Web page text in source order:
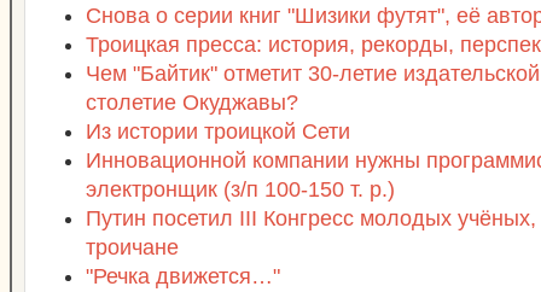
Снова о серии книг "Шизики футят", её
Троицкая пресса: история, рекорды,
Чем "Байтик" отметит 30-летие
столетие Окуджавы?
Из истории троицкой Сети
Инновационной компании нужны
электронщик (з/п 100-150 т. р.)
Путин посетил III Конгресс молодых учёных,
троичане
"Речка движется…"